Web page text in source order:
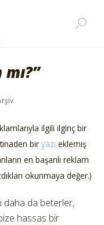
ilgili ilginç bir
bir yazı eklemiş
en başarılı reklam
okunmaya değer.)
daha da beterler,
hassas bir